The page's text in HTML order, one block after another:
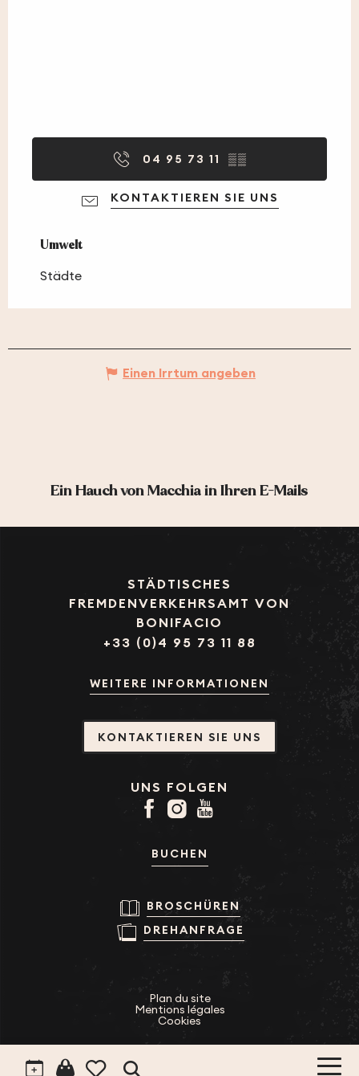
04 95 73 11 ▒▒
KONTAKTIEREN SIE UNS
Umwelt
Umwelt
Städte
Einen Irrtum angeben
Ein Hauch von Macchia in Ihren E-Mails
STÄDTISCHES
FREMDENVERKEHRSAMT VON
BONIFACIO
+33 (0)4 95 73 11 88
WEITERE INFORMATIONEN
KONTAKTIEREN SIE UNS
UNS FOLGEN
BUCHEN
BROSCHÜREN
DREHANFRAGE
Plan du site
Mentions légales
Cookies